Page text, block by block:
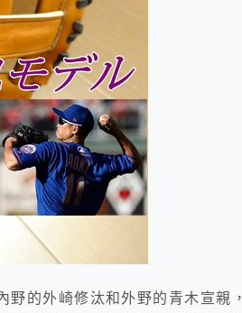
的外崎修汰和外野的青木宣親，